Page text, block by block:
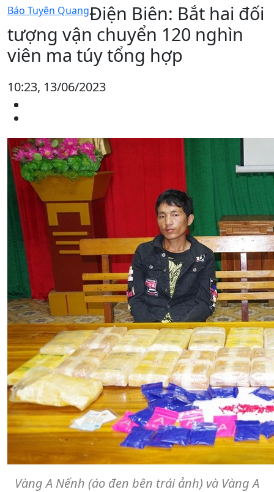
Báo Tuyên QuangĐiện Biên: Bắt hai đối
tượng vận chuyển 120 nghìn
viên ma túy tổng hợp
10:23, 13/06/2023
Vàng A Nếnh (áo đen bên trái ảnh) và Vàng A